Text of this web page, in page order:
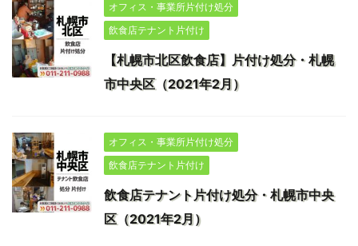
オフィス・事業所片付け処分
飲食店テナント片付け
【札幌市北区飲食店】片付け処分・札幌
市中央区（2021年2月）
オフィス・事業所片付け処分
飲食店テナント片付け
飲食店テナント片付け処分・札幌市中央
区（2021年2月）